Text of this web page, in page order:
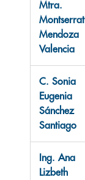
Mtra.
Montserrat
Mendoza
Valencia
C. Sonia
Eugenia
Sánchez
Santiago
Ing. Ana
Lizbeth